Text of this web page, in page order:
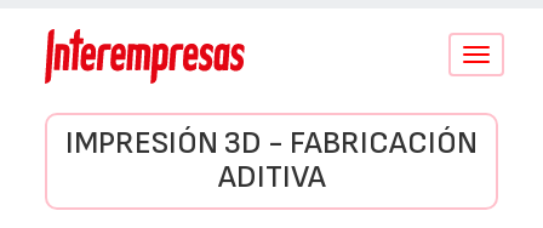
Conmutar
IMPRESIÓN 3D - FABRICACIÓN
ADITIVA